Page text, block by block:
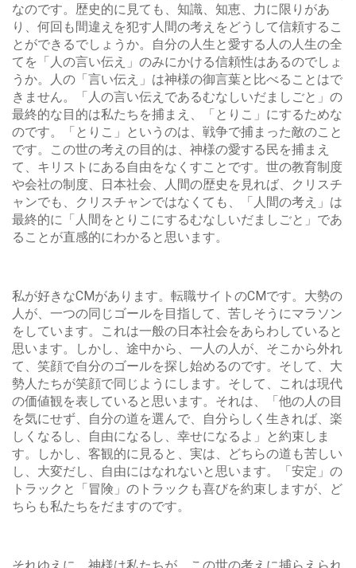
なのです。歴史的に見ても、知識、知恵、力に限りがあ
り、何回も間違えを犯す人間の考えをどうして信頼するこ
とができるでしょうか。自分の人生と愛する人の人生の全
てを「人の言い伝え」のみにかける信頼性はあるのでしょ
うか。人の「言い伝え」は神様の御言葉と比べることはで
きません。「人の言い伝えであるむなしいだましごと」の
最終的な目的は私たちを捕まえ、「とりこ」にするためな
のです。「とりこ」というのは、戦争で捕まった敵のこと
です。この世の考えの目的は、神様の愛する民を捕まえ
て、キリストにある自由をなくすことです。世の教育制度
や会社の制度、日本社会、人間の歴史を見れば、クリスチ
ャンでも、クリスチャンではなくても、「人間の考え」は
最終的に「人間をとりこにするむなしいだましごと」であ
ることが直感的にわかると思います。
私が好きなCMがあります。転職サイトのCMです。大勢の
人が、一つの同じゴールを目指して、苦しそうにマラソン
をしています。これは一般の日本社会をあらわしていると
思います。しかし、途中から、一人の人が、そこから外れ
て、笑顔で自分のゴールを探し始めるのです。そして、大
勢人たちが笑顔で同じようにします。そして、これは現代
の価値観を表していると思います。それは、「他の人の目
を気にせず、自分の道を選んで、自分らしく生きれば、楽
しくなるし、自由になるし、幸せになるよ」と約束しま
す。しかし、客観的に見ると、実は、どちらの道も苦しい
し、大変だし、自由にはなれないと思います。「安定」の
トラックと「冒険」のトラックも喜びを約束しますが、ど
ちらも私たちをだますのです。